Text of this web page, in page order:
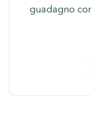
guadagno